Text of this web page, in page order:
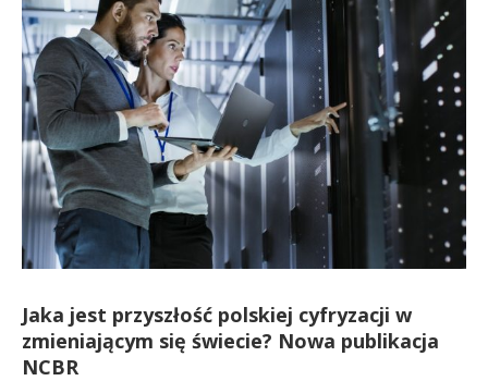
Jaka jest przyszłość polskiej cyfryzacji w
zmieniającym się świecie? Nowa publikacja
NCBR